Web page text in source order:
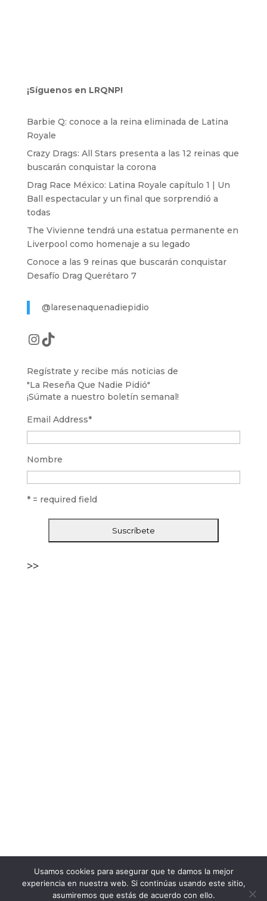
¡Síguenos en LRQNP!
Barbie Q: conoce a la reina eliminada de Latina
Royale
Crazy Drags: All Stars presenta a las 12 reinas que
buscarán conquistar la corona
Drag Race México: Latina Royale capítulo 1 | Un
Ball espectacular y un final que sorprendió a
todas
The Vivienne tendrá una estatua permanente en
Liverpool como homenaje a su legado
Conoce a las 9 reinas que buscarán conquistar
Desafío Drag Querétaro 7
@laresenaquenadiepidio
Instagram
TikTok
Regístrate y recibe más noticias de
"La Reseña Que Nadie Pidió"
¡Súmate a nuestro boletín semanal!
Email Address*
Nombre
* = required field
>>
Usamos cookies para asegurar que te damos la mejor
experiencia en nuestra web. Si continúas usando este sitio,
asumiremos que estás de acuerdo con ello.